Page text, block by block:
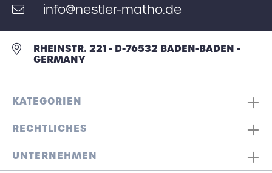
info@nestler-matho.de
RHEINSTR. 221 - D-76532 BADEN-BADEN -
GERMANY
KATEGORIEN
RECHTLICHES
UNTERNEHMEN